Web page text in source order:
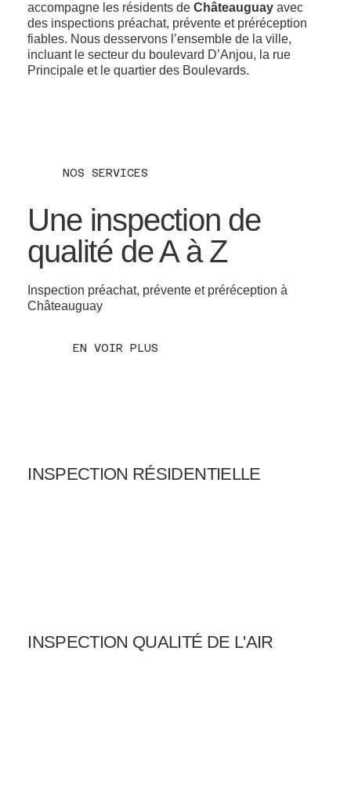
accompagne les résidents deChâteauguay avec
des inspections préachat, prévente et préréception
fiables. Nous desservons l’ensemble de la ville,
incluant le secteur du boulevard D’Anjou, la rue
Principale et le quartier des Boulevards.
NOS SERVICES
Une inspection de
qualité de A à Z
Inspection préachat, prévente et préréception à
Châteauguay
EN VOIR PLUS
INSPECTION RÉSIDENTIELLE
INSPECTION QUALITÉ DE L'AIR